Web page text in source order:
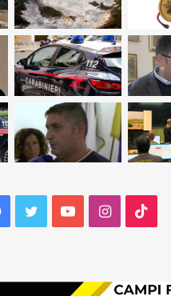
Facebook
TwitterYouTubeInstagram